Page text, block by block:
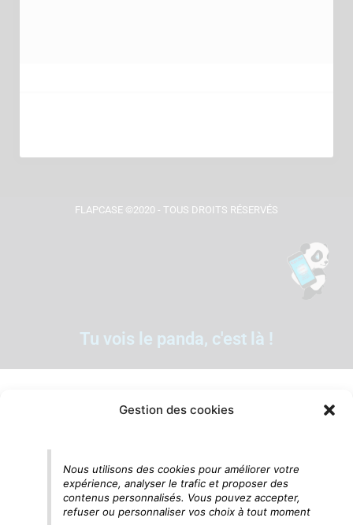
Gestion des cookies
Nous utilisons des cookies pour améliorer votre
expérience, analyser le trafic et proposer des
contenus personnalisés. Vous pouvez accepter,
refuser ou personnaliser vos choix à tout moment
FLAPCASE ©2020 - TOUS DROITS RÉSERVÉS
Tu vois le panda, c'est là !